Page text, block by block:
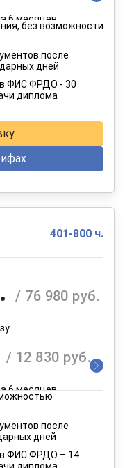
6 месяцев
12 месяцев
без возможности
после
дней
в ФИС ФРДО - 30
диплома
401-800 ч.
/ 76 980 руб.
/ 12 830 руб.
6 месяцев
12 месяцев
после
дней
в ФИС ФРДО – 14
диплома